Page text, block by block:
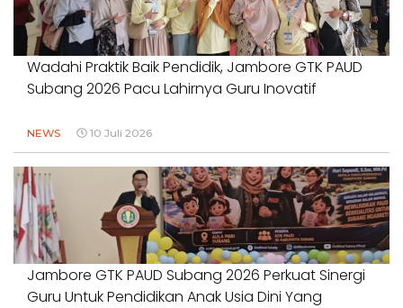
Wadahi Praktik Baik Pendidik, Jambore GTK PAUD
Subang 2026 Pacu Lahirnya Guru Inovatif
NEWS 10 Juli 2026
Jambore GTK PAUD Subang 2026 Perkuat Sinergi
Guru Untuk Pendidikan Anak Usia Dini Yang